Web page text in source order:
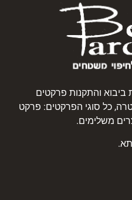
והתקנות פרקטים
כל סוגי הפרקטים: פרקט
משלימים.